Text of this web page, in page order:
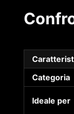
Categoria
Ideale per